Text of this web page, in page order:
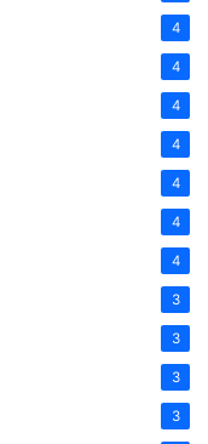
4
4
4
4
4
4
4
3
3
3
3